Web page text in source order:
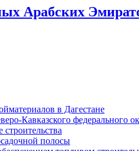
Арабских
в Дагестане
Кавказского федерального
полосы